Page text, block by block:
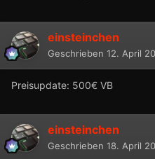
einsteinchen
Geschrieben 12. April
Preisupdate: 500€ VB
einsteinchen
Geschrieben 18. April